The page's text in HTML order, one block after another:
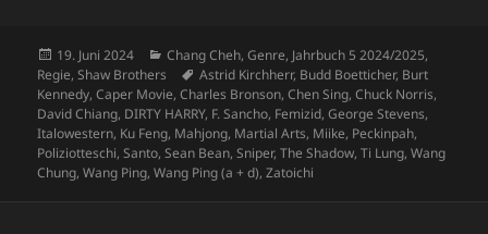
Veröffentlicht
am
19. Juni 2024 Kategorien
Chang Cheh,Genre, Jahrbuch 5 2024/2025,
Regie,Shaw Brothers Schlagwörter
Astrid Kirchherr, Budd Boetticher, Burt
Kennedy,Caper Movie,Charles Bronson,Chen Sing,Chuck Norris,
David Chiang, DIRTY HARRY, F. Sancho, Femizid,George Stevens,
Italowestern, Ku Feng, Mahjong, Martial Arts, Miike, Peckinpah,
Poliziotteschi,Santo,Sean Bean,Sniper,The Shadow,Ti Lung,Wang
Chung,Wang Ping,Wang Ping (a + d),Zatoichi